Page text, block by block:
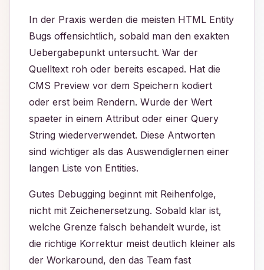
In der Praxis werden die meisten HTML Entity
Bugs offensichtlich, sobald man den exakten
Uebergabepunkt untersucht. War der
Quelltext roh oder bereits escaped. Hat die
CMS Preview vor dem Speichern kodiert
oder erst beim Rendern. Wurde der Wert
spaeter in einem Attribut oder einer Query
String wiederverwendet. Diese Antworten
sind wichtiger als das Auswendiglernen einer
langen Liste von Entities.
Gutes Debugging beginnt mit Reihenfolge,
nicht mit Zeichenersetzung. Sobald klar ist,
welche Grenze falsch behandelt wurde, ist
die richtige Korrektur meist deutlich kleiner als
der Workaround, den das Team fast